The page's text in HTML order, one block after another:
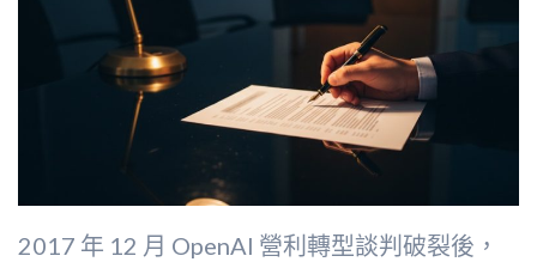
2017 年 12 月 OpenAI 營利轉型談判破裂後，